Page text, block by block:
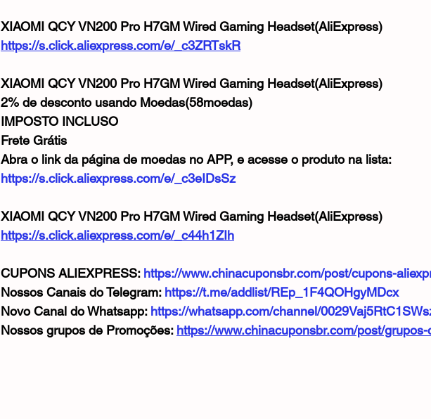
XIAOMI QCY VN200 Pro H7GM Wired Gaming Headset(AliExpress)
https://s.click.aliexpress.com/e/_c3ZRTskR
XIAOMI QCY VN200 Pro H7GM Wired Gaming Headset(AliExpress)
2% de desconto usando Moedas(58moedas)
IMPOSTO INCLUSO
Frete Grátis
Abra o link da página de moedas no APP, e acesse o produto na lista:
https://s.click.aliexpress.com/e/_c3eIDsSz
XIAOMI QCY VN200 Pro H7GM Wired Gaming Headset(AliExpress)
https://s.click.aliexpress.com/e/_c44h1ZIh
CUPONS ALIEXPRESS: https://www.chinacuponsbr.com/post/cupons-
Nossos Canais do Telegram: https://t.me/addlist/REp_1F4QOHgyMDcx
Novo Canal do Whatsapp: https://whatsapp.com/channel/
Nossos grupos de Promoções: https://www.chinacuponsbr.com/post/